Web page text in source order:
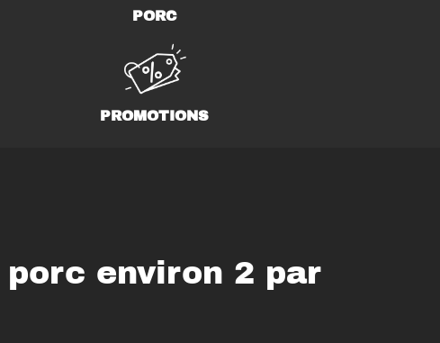
PORC
PROMOTIONS
porc environ 2 par